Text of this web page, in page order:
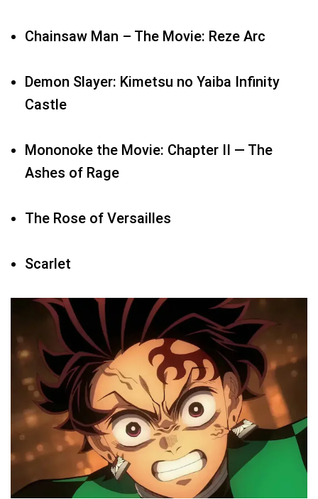
Chainsaw Man – The Movie: Reze Arc
Demon Slayer: Kimetsu no Yaiba Infinity
Castle
Mononoke the Movie: Chapter II — The
Ashes of Rage
The Rose of Versailles
Scarlet